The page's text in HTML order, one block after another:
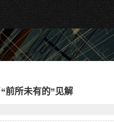
前所未有的”见解